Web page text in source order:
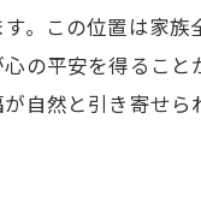
。この位置は家族
の平安を得ること
自然と引き寄せら